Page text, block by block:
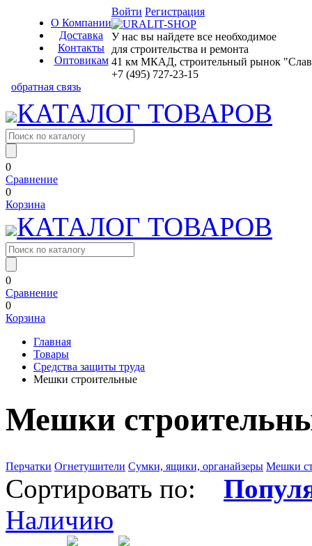
О Компании
Доставка
Контакты
Оптовикам
Войти Регистрация
У нас вы найдете все необходимое
для строительства и ремонта
41 км МКАД, строительный рынок
+7 (495) 727-23-15
обратная связь
КАТАЛОГ ТОВАРОВ
0
Сравнение
0
Корзина
КАТАЛОГ ТОВАРОВ
0
Сравнение
0
Корзина
Главная
Товары
Средства защиты труда
Мешки строительные
Мешки
Перчатки Огнетушители Сумки, ящики, органайзеры Мешки
Сортировать по:
Наличию